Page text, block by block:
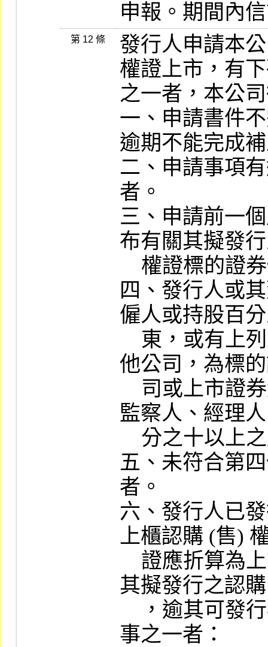
申報。期間內
第 12 條
發行人申請本
權證上市，有
之一者，本公
一、申請書件
逾期不能完成
二、申請事項
者。
三、申請前一
布有關其擬發
四、發行人或
僱人或持股百
他公司，為標
監察人、經理
五、未符合第
者。
六、發行人已
上櫃認購 (售)
其擬發行之認
事之一者：